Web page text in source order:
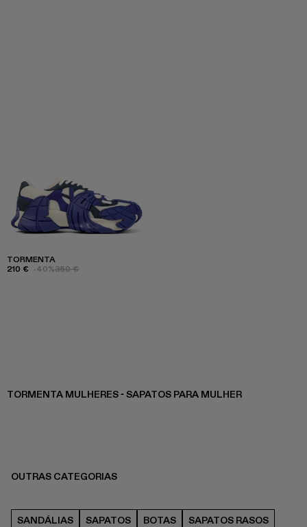
TORMENTA
210 € -40%350 €
TORMENTA MULHERES - SAPATOS PARA MULHER
OUTRAS CATEGORIAS
SANDÁLIAS SAPATOS BOTAS SAPATOS RASOS